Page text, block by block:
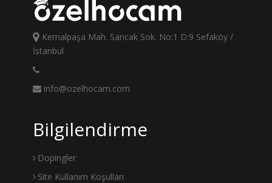
Kemalpaşa Mah. Sancak Sok. No:1 D:9 Sefaköy /
İstanbul
info@ozelhocam.com
Bilgilendirme
Dopingler
Site Kullanım Koşulları